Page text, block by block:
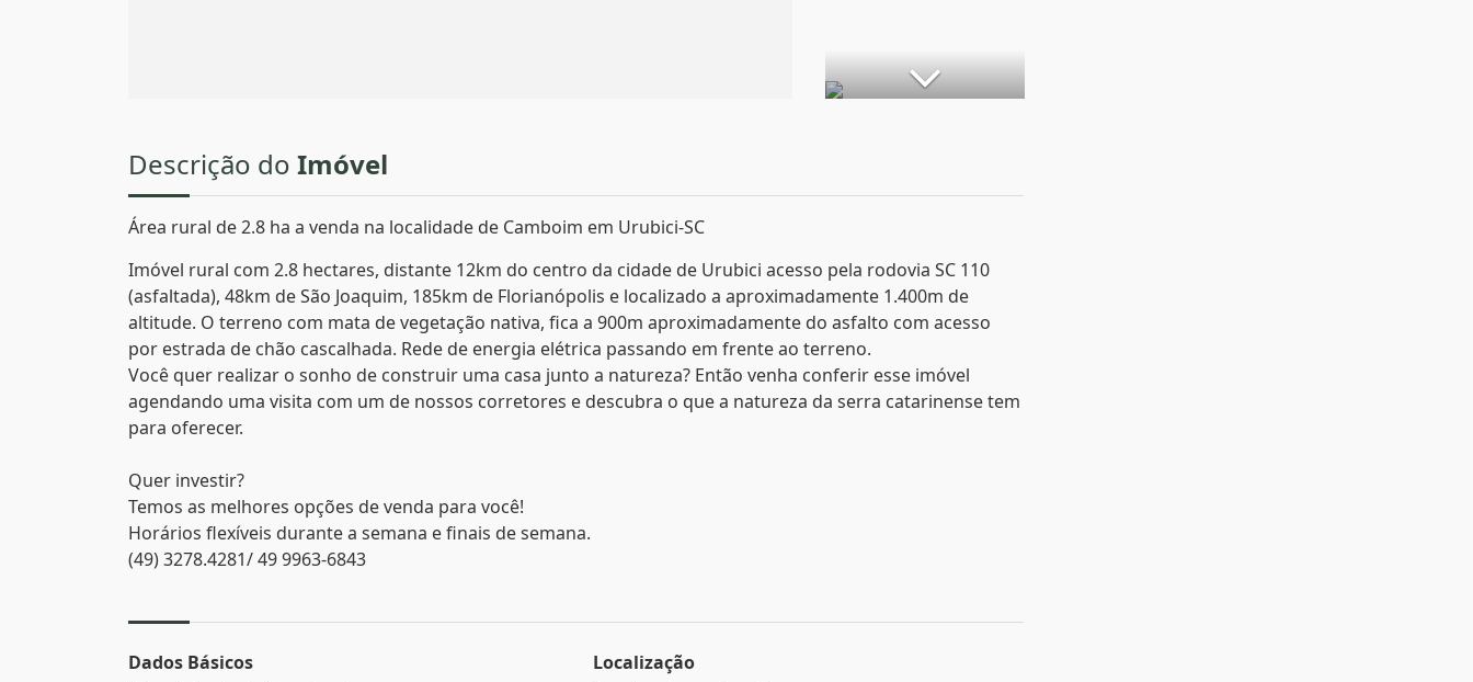
Descrição do Imóvel
Área rural de 2.8 ha a venda na localidade de Camboim em Urubici-SC
Imóvel rural com 2.8 hectares, distante 12km do centro da cidade de Urubici acesso pela rodovia SC 110
(asfaltada), 48km de São Joaquim, 185km de Florianópolis e localizado a aproximadamente 1.400m de
altitude. O terreno com mata de vegetação nativa, fica a 900m aproximadamente do asfalto com acesso
por estrada de chão cascalhada. Rede de energia elétrica passando em frente ao terreno.
Você quer realizar o sonho de construir uma casa junto a natureza? Então venha conferir esse imóvel
agendando uma visita com um de nossos corretores e descubra o que a natureza da serra catarinense tem
para oferecer.
Quer investir?
Temos as melhores opções de venda para você!
Horários flexíveis durante a semana e finais de semana.
(49) 3278.4281/ 49 9963-6843
Dados Básicos
Localização